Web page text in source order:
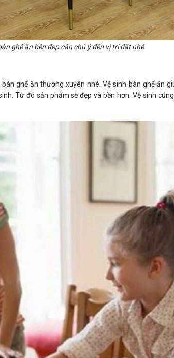
ghế ăn bền đẹp cần chú ý đến vị trí đặt nhé
ghế ăn thường xuyên nhé. Vệ sinh bàn ghế ăn
Từ đó sản phẩm sẽ đẹp và bền hơn. Vệ sinh